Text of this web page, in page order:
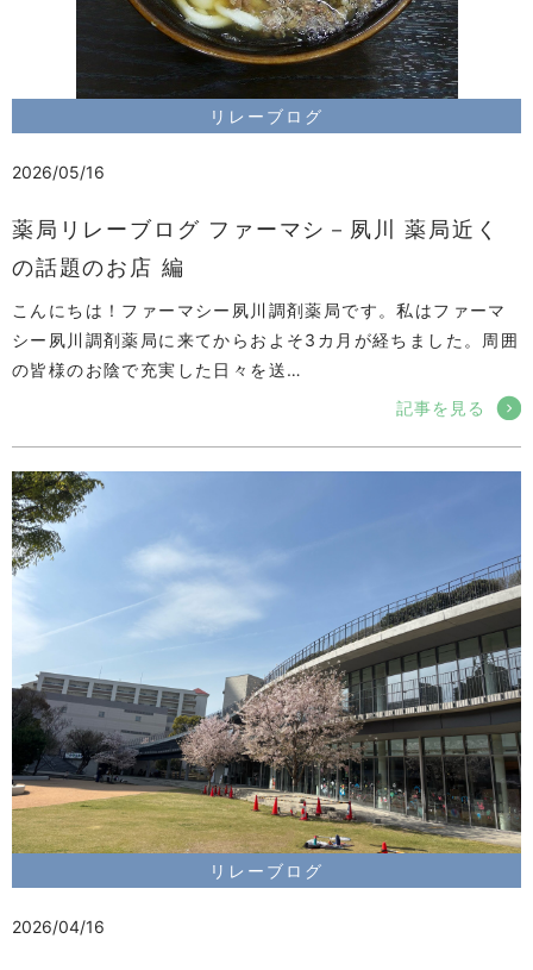
リレーブログ
2026/05/16
薬局リレーブログ ファーマシ－夙川 薬局近く
の話題のお店 編
こんにちは！ファーマシー夙川調剤薬局です。私はファーマ
シー夙川調剤薬局に来てからおよそ3カ月が経ちました。周囲
の皆様のお陰で充実した日々を送…
記事を見る
リレーブログ
2026/04/16